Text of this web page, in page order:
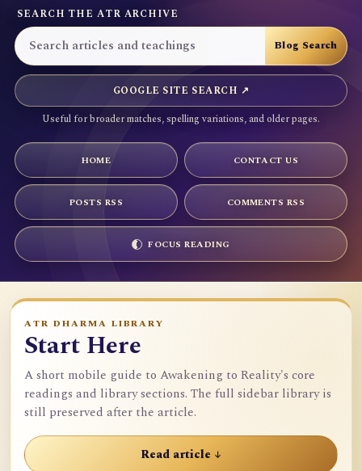
SEARCH THE ATR ARCHIVE
GOOGLE SITE SEARCH ↗
Useful for broader matches, spelling variations, and older pages.
HOME CONTACT US
POSTS RSS COMMENTS RSS
FOCUS READING
ATR DHARMA LIBRARY
Start Here
A short mobile guide to Awakening to Reality's core
readings and library sections. The full sidebar library is
still preserved after the article.
Read article ↓